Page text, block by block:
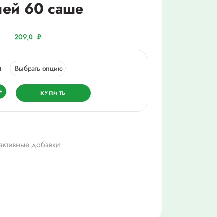
60 саше
209,0₽
КУПИТЬ
добавки